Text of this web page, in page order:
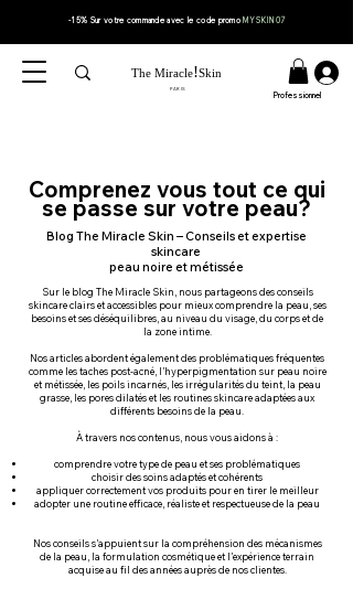
-15% Sur votrecommandeavec le code promoMYSKIN07
The Miracle!Skin
PARIS
Professionnel
Comprenez vous tout ce qui
se passe sur votre peau?
Blog The Miracle Skin – Conseils et expertise
skincare
peau noire et métissée
Sur le blog The Miracle Skin, nous partageons des conseils
skincare clairs et accessibles pour mieux comprendre la peau, ses
besoins et ses déséquilibres, au niveau du visage, du corps et de
la zone intime.
Nos articles abordent également des problématiques fréquentes
comme les taches post-acné, l’hyperpigmentation sur peau noire
et métissée, les poils incarnés, les irrégularités du teint, la peau
grasse, les pores dilatés et les routines skincare adaptées aux
différents besoins de la peau.
À travers nos contenus, nous vous aidons à :
comprendre votre type de peau et ses problématiques
choisir des soins adaptés et cohérents
appliquer correctement vos produits pour en tirer le meilleur
adopter une routine efficace, réaliste et respectueuse de la peau
Nos conseils s’appuient sur la compréhension des mécanismes
de la peau, la formulation cosmétique et l’expérience terrain
acquise au fil des années auprès de nos clientes.